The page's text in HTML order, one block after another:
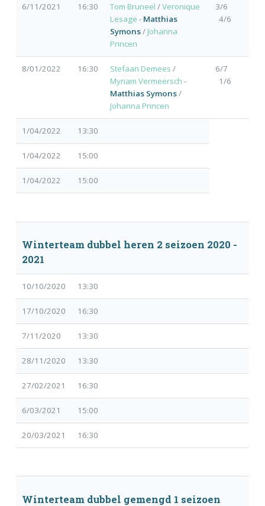
6/11/2021 16:30 Tom Bruneel /Veronique
Lesage - Matthias
Symons/ Johanna
Princen
3/6
4/6
8/01/2022 16:30 Stefaan Demees /
Myriam Vermeersch -
Matthias Symons/
Johanna Princen
6/7
1/6
1/04/2022 13:30
1/04/2022 15:00
1/04/2022 15:00
Winterteam dubbel heren 2 seizoen 2020 -
2021
10/10/2020 13:30
17/10/2020 16:30
7/11/2020 13:30
28/11/2020 13:30
27/02/2021 16:30
6/03/2021 15:00
20/03/2021 16:30
Winterteam dubbel gemengd 1 seizoen